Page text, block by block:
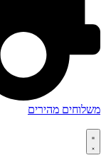
משלוחים מהירים